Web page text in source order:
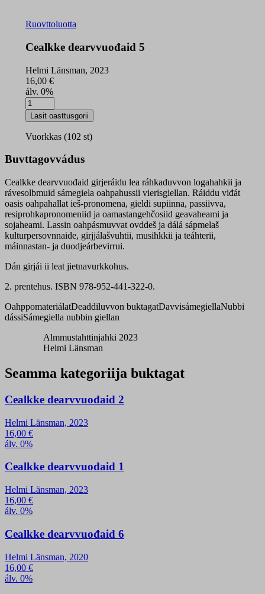
Ruovttoluotta
Cealkke dearvvuođaid 5
Helmi Länsman, 2023
16,00 €
álv. 0%
Cealkke
dearvvuođaid
5
quantity
Lasit oasttusgorii
Vuorkkas (102 st)
Buvttagovvádus
Cealkke dearvvuođaid girjeráidu lea ráhkaduvvon logahahkii ja
rávesolbmuid sámegiela oahpahussii vierisgiellan. Ráiddu viđát
oasis oahpahallat ieš-pronomena, gieldi supiinna, passiivva,
resiprohkapronomeniid ja oamastangehčosiid geavaheami ja
sojaheami. Lassin oahpásmuvvat ovddeš ja dálá sápmelaš
kulturpersovnnaide, girjjálašvuhtii, musihkkii ja teáhterii,
máinnastan- ja duodjeárbevirrui.
Dán girjái ii leat jietnavurkkohus.
2. prentehus. ISBN 978-952-441-322-0.
OahppomateriálatDeaddiluvvon buktagatDavvisámegiellaNubbi
dássiSámegiella nubbin giellan
Almmustahttinjahki 2023
Helmi Länsman
Seamma kategoriija buktagat
Cealkke dearvvuođaid 2
Helmi Länsman, 2023
16,00 €
álv. 0%
Cealkke dearvvuođaid 1
Helmi Länsman, 2023
16,00 €
álv. 0%
Cealkke dearvvuođaid 6
Helmi Länsman, 2020
16,00 €
álv. 0%